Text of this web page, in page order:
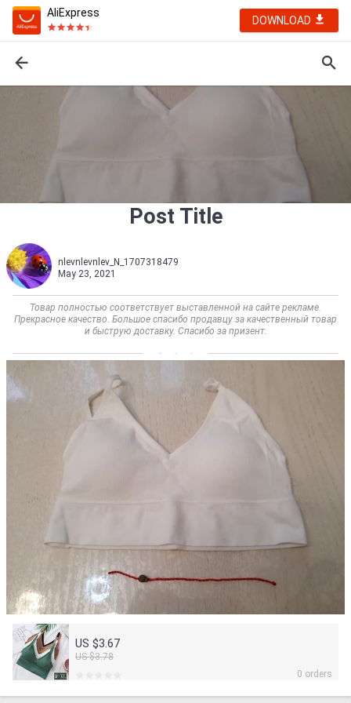
AliExpress
DOWNLOAD
Post Title
nlevnlevnlev_N_1707318479
May 23, 2021
Товар полностью соответствует выставленной на сайте рекламе.
Прекрасное качество. Большое спасибо продавцу за качественный товар
и быструю доставку. Спасибо за призент.
US $3.67
US $3.78
0 orders